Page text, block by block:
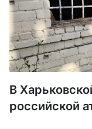
В
российской